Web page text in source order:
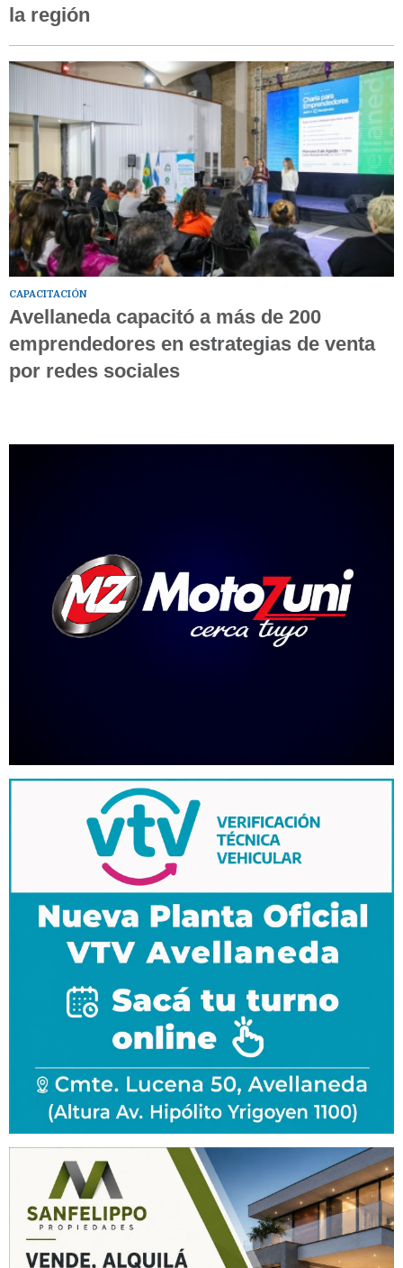
la región
CAPACITACIÓN
Avellaneda capacitó a más de 200
emprendedores en estrategias de venta
por redes sociales